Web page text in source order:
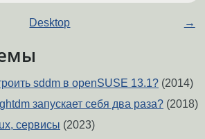
Desktop →
sddm в openSUSE 13.1? (2014)
запускает себя два раза? (2018)
сервисы (2023)